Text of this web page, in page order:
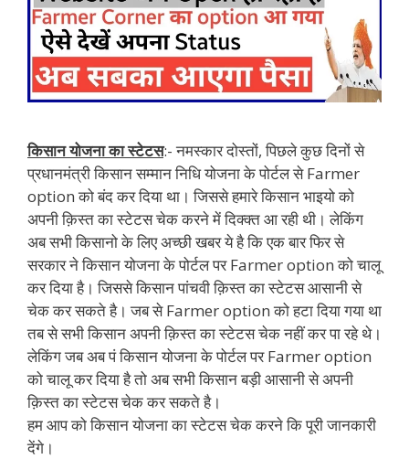
किसान योजना का स्टेटस:- नमस्कार दोस्तों, पिछले कुछ दिनों से
प्रधानमंत्री किसान सम्मान निधि योजना के पोर्टल से Farmer
option को बंद कर दिया था। जिससे हमारे किसान भाइयो को
अपनी क़िस्त का स्टेटस चेक करने में दिक्क्त आ रही थी। लेकिंग
अब सभी किसानो के लिए अच्छी खबर ये है कि एक बार फिर से
सरकार ने किसान योजना के पोर्टल पर Farmer option को चालू
कर दिया है। जिससे किसान पांचवी क़िस्त का स्टेटस आसानी से
चेक कर सकते है। जब से Farmer option को हटा दिया गया था
तब से सभी किसान अपनी क़िस्त का स्टेटस चेक नहीं कर पा रहे थे।
लेकिंग जब अब पं किसान योजना के पोर्टल पर Farmer option
को चालू कर दिया है तो अब सभी किसान बड़ी आसानी से अपनी
क़िस्त का स्टेटस चेक कर सकते है।
हम आप को किसान योजना का स्टेटस चेक करने कि पूरी जानकारी
देंगे।